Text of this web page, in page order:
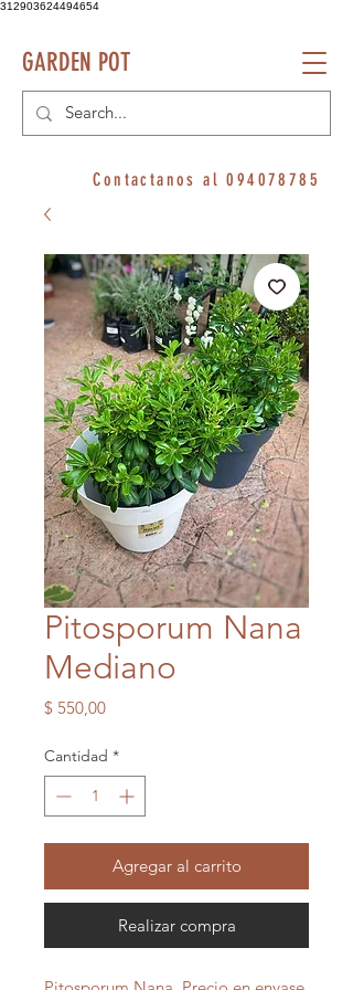
312903624494654
GARDEN POT
Contactanos al094078785
Pitosporum Nana
Mediano
$ 550,00Precio
Cantidad *
Agregar al carrito
Realizar compra